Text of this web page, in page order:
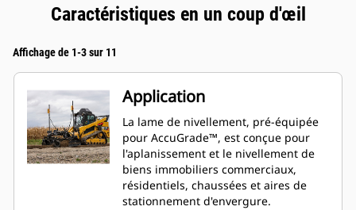
Caractéristiques en un coup d'œil
Affichage de 1-3 sur 11
Application
La lame de nivellement, pré-équipée
pour AccuGrade™, est conçue pour
l'aplanissement et le nivellement de
biens immobiliers commerciaux,
résidentiels, chaussées et aires de
stationnement d'envergure.